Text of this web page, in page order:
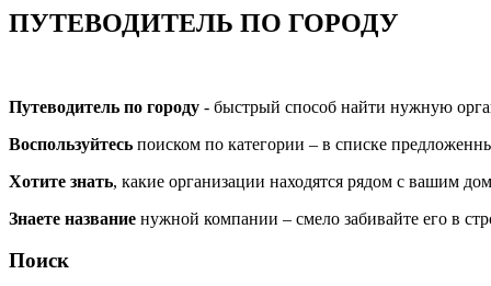
ПУТЕВОДИТЕЛЬ ПО ГОРОДУ
Путеводитель по городу - быстрый способ найти нужную
Воспользуйтесь поиском по категории – в списке
Хотите знать, какие организации находятся рядом с вашим
Знаете название нужной компании – смело забивайте его в
Поиск